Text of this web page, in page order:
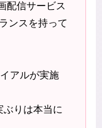
配信サービス
ンスを持って
アルが実施
ぶりは本当に